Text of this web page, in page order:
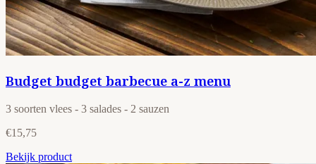
Budget budget barbecue a-z menu
3 soorten vlees - 3 salades - 2 sauzen
€15,75
Bekijk product